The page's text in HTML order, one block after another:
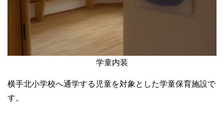
学童内装
横手北小学校へ通学する児童を対象とした学童保育施設で
す。